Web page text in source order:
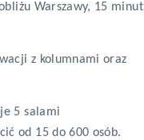
Warszawy, 15 minut
z kolumnami oraz
5 salami
od 15 do 600 osób.